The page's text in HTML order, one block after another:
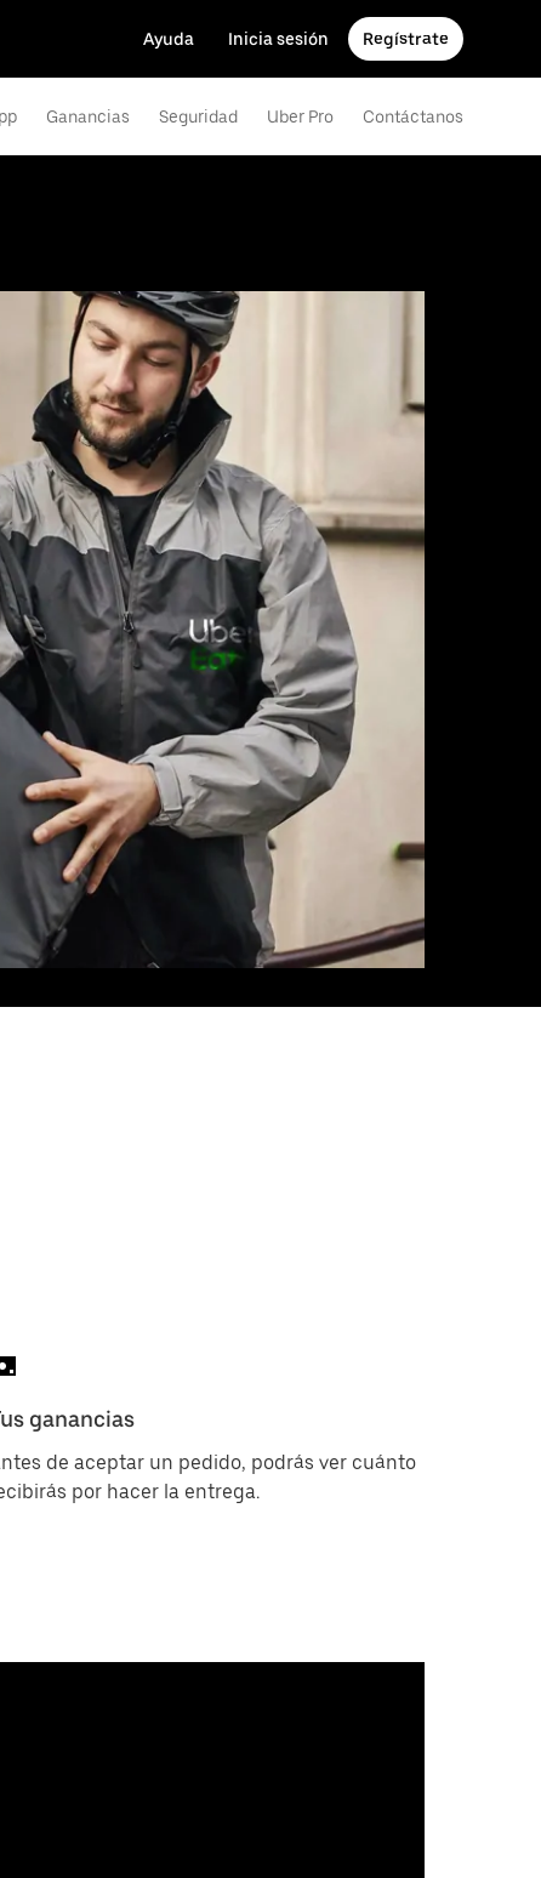
Ayuda Inicia sesión Regístrate
Ganancias Seguridad Uber Pro Contáctanos
ganancias
de aceptar un pedido, podrás ver cuánto
por hacer la entrega.